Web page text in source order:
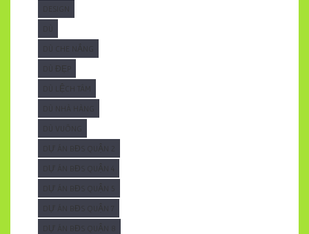
DÙ ĐẸP
DÙ LỆCH TÂM
DÙ NHÀ HÀNG
DỰ ÁN BĐS QUẬN 2
DỰ ÁN BĐS QUẬN 4
DỰ ÁN BĐS QUẬN 5
DỰ ÁN BĐS QUẬN 7
DỰ ÁN BĐS QUẬN 8